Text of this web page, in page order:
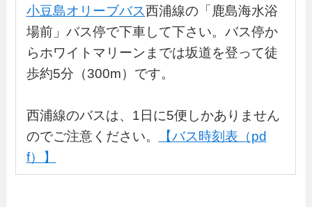
小豆島オリーブバス西浦線の「鹿島海水浴
場前」バス停で下車して下さい。バス停か
らホワイトマリーンまでは坂道を登って徒
歩約5分（300m）です。
西浦線のバスは、1日に5便しかありません
のでご注意ください。
【バス時刻表（pd
f）】